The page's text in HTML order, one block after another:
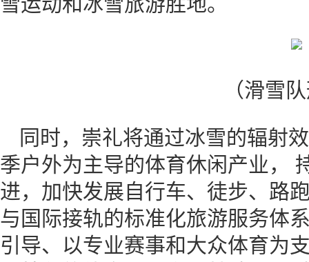
（滑雪
同时，崇礼将通过冰雪的辐射
季户外为主导的体育休闲产业，
进，加快发展自行车、徒步、路
与国际接轨的标准化旅游服务体
引导、以专业赛事和大众体育为